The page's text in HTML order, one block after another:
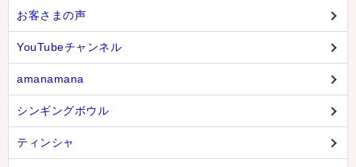
お客さまの声
YouTubeチャンネル
amanamana
シンギングボウル
ティンシャ